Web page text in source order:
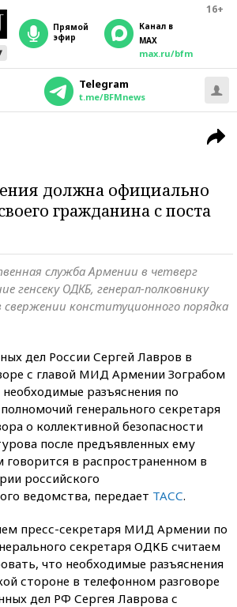
16+
прямой
эфир
Канал в
MAX
max.ru/bfm
Telegram
t.me/BFMnews
должна официально
гражданина с поста
служба Армении в четверг
генсеку ОДКБ, генерал-полковнику
конституционного порядка
дел России Сергей Лавров в
с главой МИД Армении Зограбом
разъяснения по
генерального секретаря
о коллективной безопасности
после предъявленных ему
говорится в распространенном в
российского
ведомства, передает ТАСС.
пресс-секретаря МИД Армении по
секретаря ОДКБ считаем
что необходимые разъяснения
стороне в телефонном разговоре
дел РФ Сергея Лаврова с